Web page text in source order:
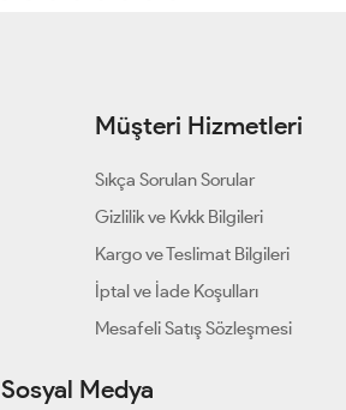
Müşteri Hizmetleri
Sıkça Sorulan Sorular
Gizlilik ve Kvkk Bilgileri
Kargo ve Teslimat Bilgileri
İptal ve İade Koşulları
Mesafeli Satış Sözleşmesi
Sosyal Medya